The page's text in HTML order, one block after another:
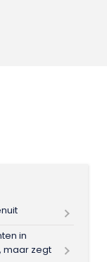
in
maar zegt